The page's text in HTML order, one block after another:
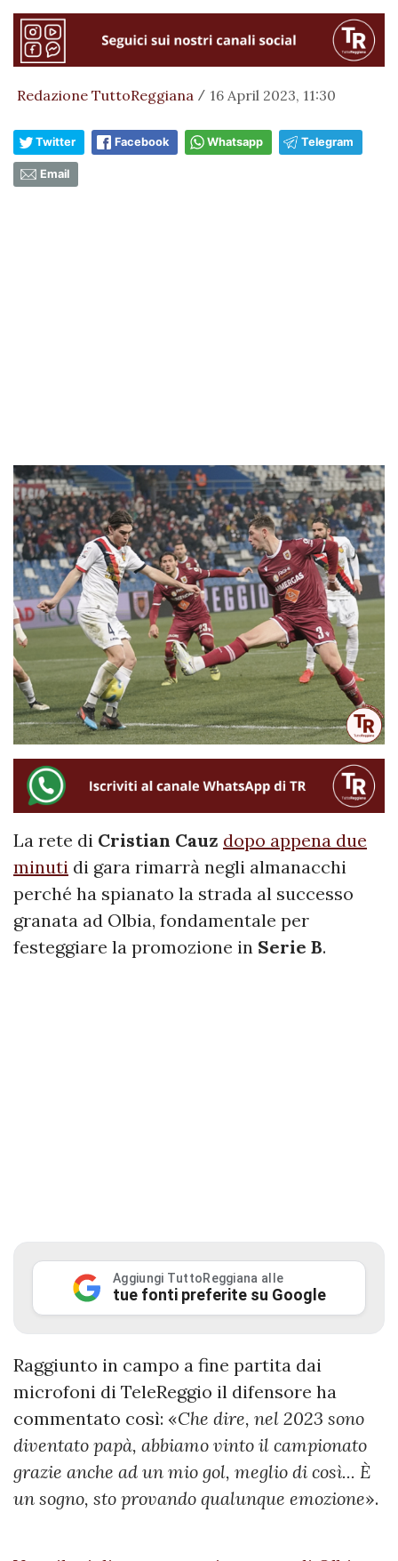
Redazione TuttoReggiana / 16 April 2023, 11:30
Twitter Facebook Whatsapp Telegram
Email
La rete di Cristian Cauz dopo appena due
minuti di gara rimarrà negli almanacchi
perché ha spianato la strada al successo
granata ad Olbia, fondamentale per
festeggiare la promozione in Serie B.
Aggiungi TuttoReggiana alle
tue fonti preferite su Google
Raggiunto in campo a fine partita dai
microfoni di TeleReggio il difensore ha
commentato così: «Che dire, nel 2023 sono
diventato papà, abbiamo vinto il campionato
grazie anche ad un mio gol, meglio di così... È
un sogno, sto provando qualunque emozione».